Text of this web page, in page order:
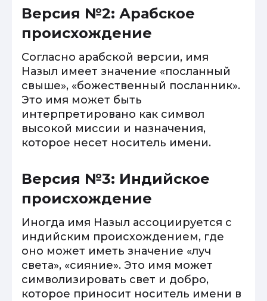
Версия №2: Арабское
происхождение
Согласно арабской версии, имя
Назыл имеет значение «посланный
свыше», «божественный посланник».
Это имя может быть
интерпретировано как символ
высокой миссии и назначения,
которое несет носитель имени.
Версия №3: Индийское
происхождение
Иногда имя Назыл ассоциируется с
индийским происхождением, где
оно может иметь значение «луч
света», «сияние». Это имя может
символизировать свет и добро,
которое приносит носитель имени в